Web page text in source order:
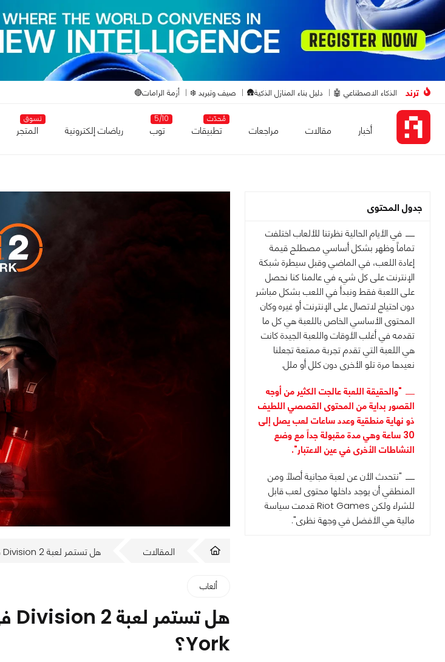
ترند الذكاء الاصطناعي 🤖 دليل بناء المنازل الذكية🛖 صيف وتبريد ❄️ أزمة الرامات🔴
أخبار مقالات مراجعات
مُحدّث
تطبيقات
5/10
توب رياضات إلكترونية
تسوق
المتجر
جدول المحتوى
في الأيام الحالية نظرتنا للألعاب اختلفت
تماماً وظهر بشكل أساسي مصطلح قيمة
إعادة اللعب، في الماضي وقبل سيطرة شبكة
الإنترنت على كل شيء في عالمنا كنا نحصل
على اللعبة فقط ونبدأ في اللعب بشكل مباشر
دون احتياج لاتصال على الإنترنت أو غيره وكان
المحتوى الأساسي الخاص باللعبة هي كل ما
تقدمه في أغلب الأوقات واللعبة الجيدة كانت
هي اللعبة التي تقدم تجربة ممتعة تجعلنا
نعيدها مرة تلو الأخرى دون كلل أو ملل.
"والحقيقة اللعبة عالجت الكثير من أوجه
القصور بداية من المحتوى القصصي اللطيف
ذو نهاية منطقية وعدد ساعات لعب يصل إلى
30 ساعة وهي مدة مقبولة جداً مع وضع
النشاطات الأخرى في عين الاعتبار".
"نتحدث الأن عن لعبة مجانية أصلاً ومن
المنطقي أن يوجد داخلها محتوى لعب قابل
للشراء ولكن Riot Games قدمت سياسة
مالية هي الأفضل في وجهة نظرى".
المقالات هل تستمر لعبة Division 2 في النجاح بعد توسعة Warlords of New York؟
ألعاب
York؟